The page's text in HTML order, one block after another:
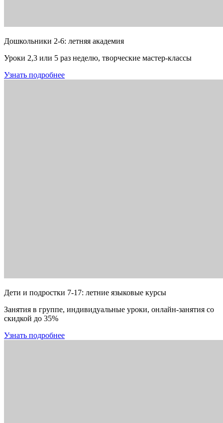
Дошкольники 2-6: летняя академия
Уроки 2,3 или 5 раз неделю, творческие мастер-классы
Узнать подробнее
Дети и подростки 7-17: летние языковые курсы
Занятия в группе, индивидуальные уроки, онлайн-занятия со
скидкой до 35%
Узнать подробнее